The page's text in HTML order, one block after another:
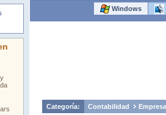
Windows
Categoría: Contabilidad